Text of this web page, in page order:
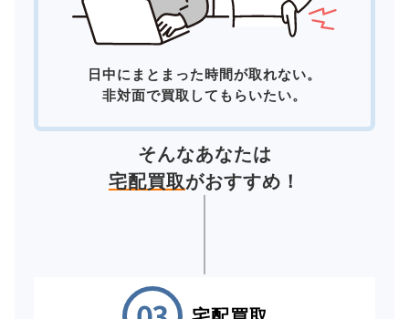
日中にまとまった時間が取れない。
非対面で買取してもらいたい。
そんなあなたは
宅配買取がおすすめ！